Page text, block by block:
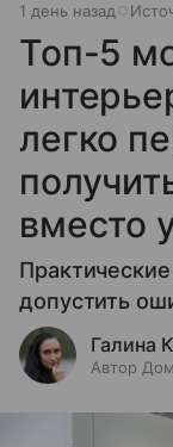
1 день назад
Топ-5
легко
вместо
допустить
Галина
Автор